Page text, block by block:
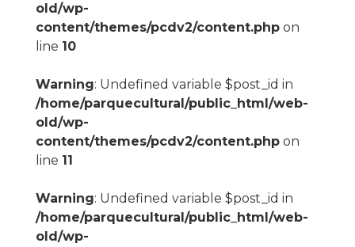
old/wp-
content/themes/pcdv2/content.phpon
line 10
Warning: Undefined variable $post_id in
/home/parquecultural/public_html/web-
old/wp-
content/themes/pcdv2/content.phpon
line 11
Warning: Undefined variable $post_id in
/home/parquecultural/public_html/web-
old/wp-